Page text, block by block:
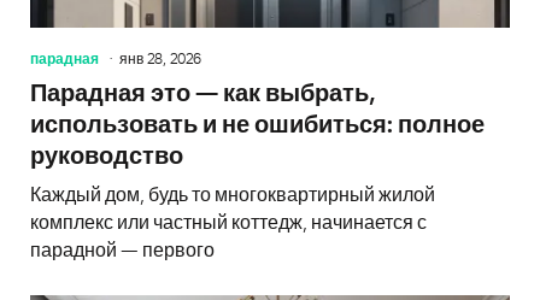
парадная янв 28, 2026
Парадная это — как выбрать,
использовать и не ошибиться: полное
руководство
Каждый дом, будь то многоквартирный жилой
комплекс или частный коттедж, начинается с
парадной — первого